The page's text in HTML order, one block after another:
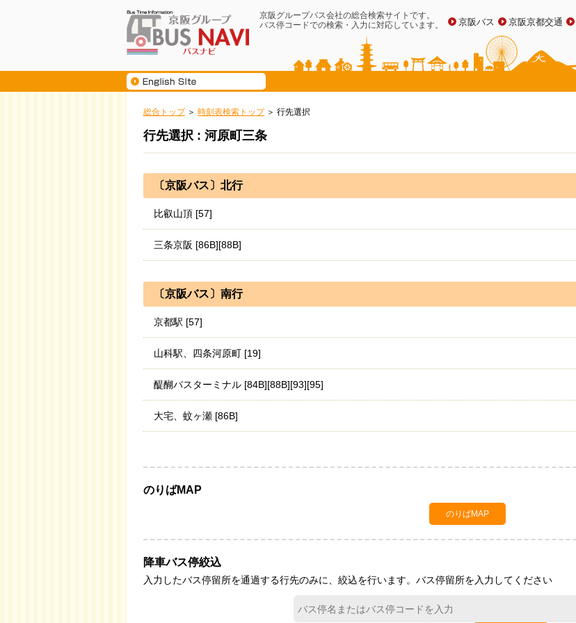
京阪グループバス会社の総合検索サイトです。
バス停コードでの検索・入力に対応しています。
京阪バス 京阪京都交通
総合トップ 時刻表検索トップ 行先選択
行先選択 : 河原町三条
〔京阪バス〕北行
比叡山頂 [57]
三条京阪 [86B][88B]
〔京阪バス〕南行
京都駅 [57]
山科駅、四条河原町 [19]
醍醐バスターミナル [84B][88B][93][95]
大宅、蚊ヶ瀬 [86B]
のりばMAP
のりばMAP
降車バス停絞込
入力したバス停留所を通過する行先のみに、絞込を行います。バス停留所を入力してください